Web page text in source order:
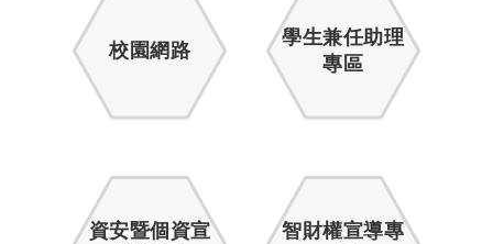
校園網路
學生兼任助理
專區
資安暨個資宣
智財權宣導專